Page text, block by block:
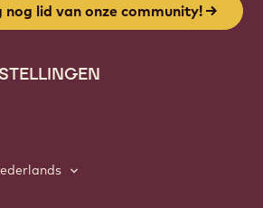
lid van onze community!